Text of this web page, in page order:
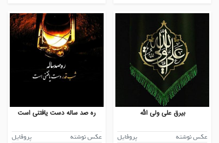
بیرق علی ولی الله
عکس نوشته
پروفایل
ره صد ساله دست یافتنی است
عکس نوشته
پروفایل